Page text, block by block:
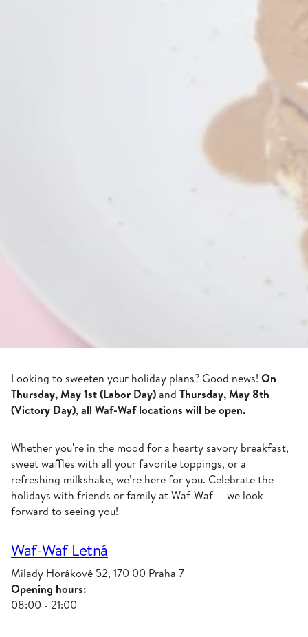
Looking to sweeten your holiday plans? Good news! On
Thursday, May 1st (Labor Day)and Thursday, May 8th
(Victory Day), all Waf-Waf locations will be open.
Whether you're in the mood for a hearty savory breakfast,
sweet waffles with all your favorite toppings, or a
refreshing milkshake, we’re here for you. Celebrate the
holidays with friends or family at Waf-Waf — we look
forward to seeing you!
Waf-Waf Letná
Milady Horákové 52, 170 00 Praha 7
Opening hours:
08:00 - 21:00